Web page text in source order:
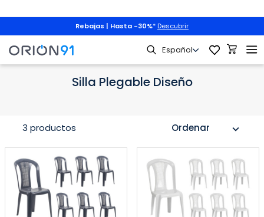
Rebajas | Hasta -30%* Descubrir
Mobiliario Sillas Sillas de Diseño Silla Plegable Diseño
Silla Plegable Diseño
Ordenar expand_more
3 productos